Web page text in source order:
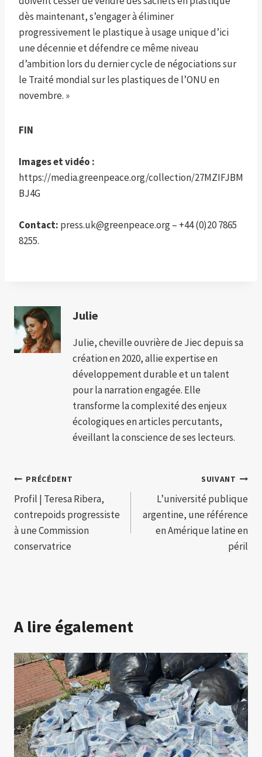
dès maintenant, s’engager à éliminer
progressivement le plastique à usage unique d’ici
une décennie et défendre ce même niveau
d’ambition lors du dernier cycle de négociations sur
le Traité mondial sur les plastiques de l’ONU en
novembre. »
FIN
Images et vidéo :
https://media.greenpeace.org/collection/27MZIFJBM
BJ4G
Contact: press.uk@greenpeace.org – +44 (0)20 7865
8255.
Julie
Julie, cheville ouvrière de Jiec depuis sa
création en 2020, allie expertise en
développement durable et un talent
pour la narration engagée. Elle
transforme la complexité des enjeux
écologiques en articles percutants,
éveillant la conscience de ses lecteurs.
Navigation
de
l’article
PRÉCÉDENT
Profil | Teresa Ribera,
contrepoids progressiste
à une Commission
conservatrice
SUIVANT
L’université publique
argentine, une référence
en Amérique latine en
péril
A lire également